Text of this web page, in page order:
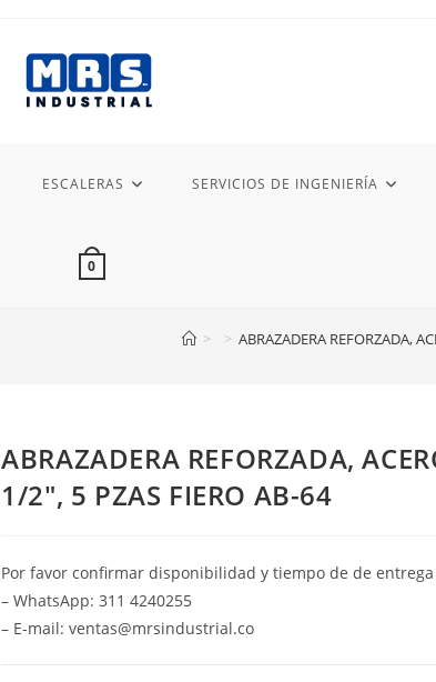
ESCALERAS SERVICIOS DE INGENIERÍA
0
> > ABRAZADERA REFORZADA,
ABRAZADERA REFORZADA,
1/2″, 5 PZAS FIERO AB-64
Por favor confirmar disponibilidad y tiempo de de
– WhatsApp: 311 4240255
– E-mail: ventas@mrsindustrial.co